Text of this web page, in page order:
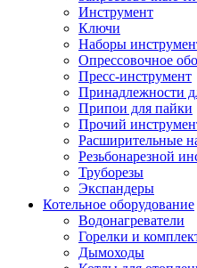
Инструмент
Ключи
Наборы
Опрессовочное
Пресс-инструмент
Принадлежности
Припои для пайки
Прочий
Расширительные
Резьбонарезной
Труборезы
Экспандеры
Котельное оборудование
Водонагреватели
Горелки и
Дымоходы